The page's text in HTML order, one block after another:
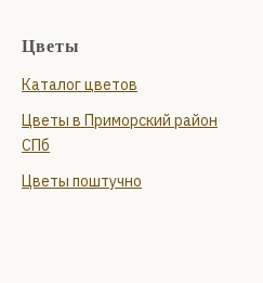
Цветы
Каталог цветов
Цветы в Приморский район
СПб
Цветы поштучно